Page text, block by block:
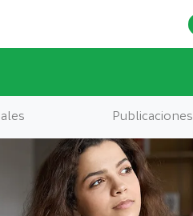
Publicaciones